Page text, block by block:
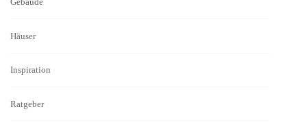
Häuser
Inspiration
Ratgeber